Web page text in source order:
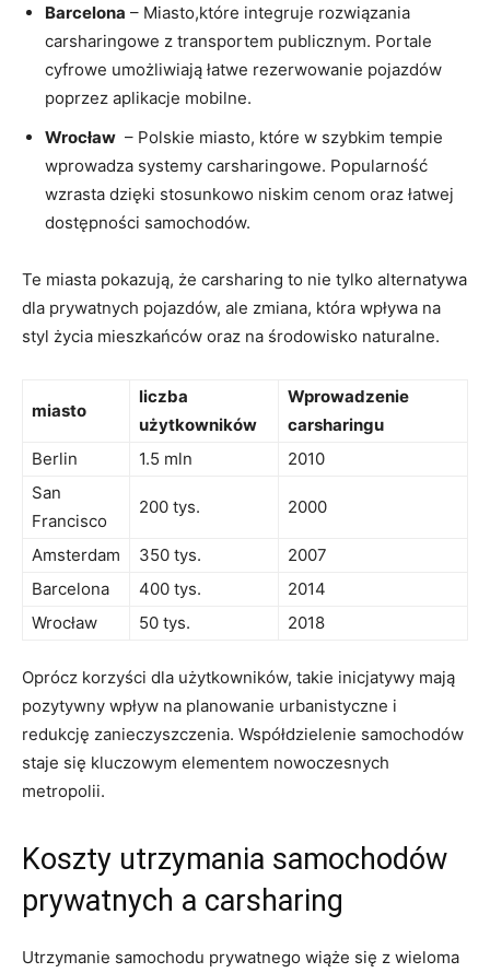
Barcelona – Miasto,które integruje rozwiązania
carsharingowe z transportem‌ publicznym. Portale
cyfrowe umożliwiają‍ łatwe ⁤rezerwowanie pojazdów‌
poprzez aplikacje mobilne.
Wrocław ⁤ – Polskie miasto, które w szybkim tempie
wprowadza systemy carsharingowe. Popularność
wzrasta dzięki stosunkowo niskim cenom oraz ⁤łatwej
dostępności samochodów.
Te miasta pokazują, że carsharing to nie tylko alternatywa
dla prywatnych‍ pojazdów, ale zmiana, ⁣która wpływa na
styl życia mieszkańców oraz na środowisko naturalne.
miasto
liczba
użytkowników
Wprowadzenie
carsharingu
Berlin
1.5 mln
2010
San
Francisco
200 tys. 2000
Amsterdam 350 tys.
2007
Barcelona
400 tys.
2014
Wrocław
50 tys. 2018
Oprócz korzyści dla użytkowników, takie inicjatywy mają
pozytywny wpływ na planowanie urbanistyczne i
redukcję zanieczyszczenia. Współdzielenie samochodów
staje się kluczowym elementem nowoczesnych
metropolii.
Koszty utrzymania samochodów
prywatnych a carsharing
Utrzymanie samochodu⁤ prywatnego wiąże się z wieloma